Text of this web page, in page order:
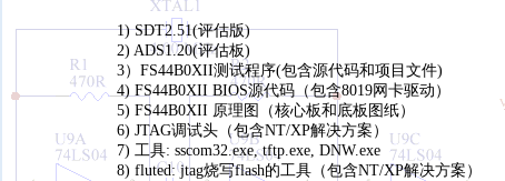
1) SDT2.51(评估版)
2) ADS1.20(评估板)
3）FS44B0XII测试程序(包含源代码和项目文件)
4) FS44B0XII BIOS源代码（包含8019网卡驱动）
5) FS44B0XII 原理图（核心板和底板图纸）
6) JTAG调试头（包含NT/XP解决方案）
7) 工具: sscom32.exe, tftp.exe, DNW.exe
8) fluted: jtag烧写flash的工具（包含NT/XP解决方案）